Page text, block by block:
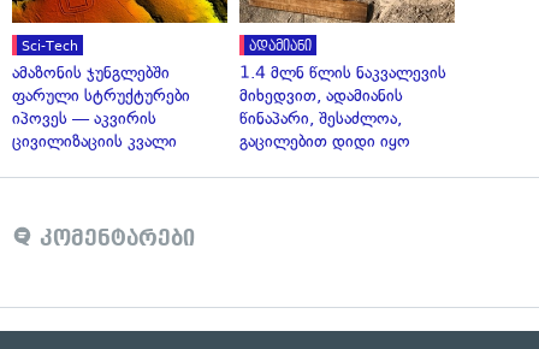
Sci-Tech
ამაზონის ჯუნგლებში
ფარული სტრუქტურები
იპოვეს — აკვირის
ცივილიზაციის კვალი
ადამიანი
1.4 მლნ წლის ნაკვალევის
მიხედვით, ადამიანის
წინაპარი, შესაძლოა,
გაცილებით დიდი იყო
კომენტარები